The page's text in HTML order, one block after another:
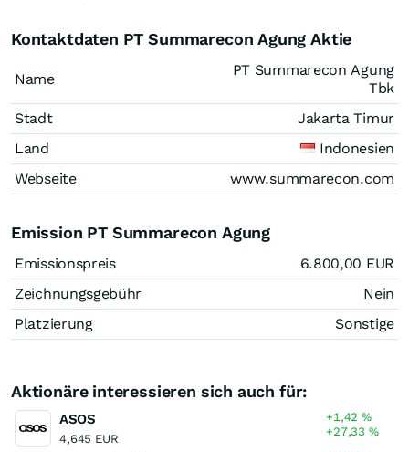
Kontaktdaten PT Summarecon Agung Aktie
Name
PT Summarecon Agung
Tbk
Stadt
Jakarta Timur
Land
Indonesien
Webseite
www.summarecon.com
Emission PT Summarecon Agung
Emissionspreis 6.800,00 EUR
Zeichnungsgebühr
Nein
Platzierung
Sonstige
Aktionäre interessieren sich auch für:
ASOS
4,645 EUR
+1,42%
+27,33%